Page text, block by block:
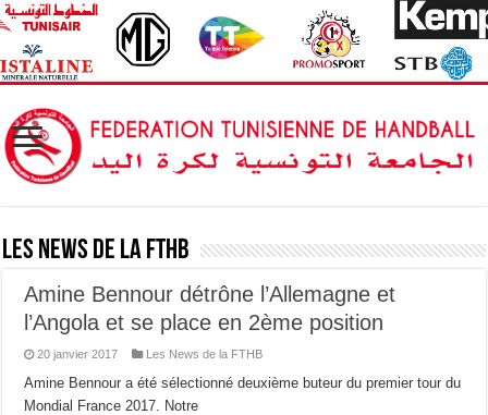
Les News de la FTHB
Amine Bennour détrône l’Allemagne et
l’Angola et se place en 2ème position
20 janvier 2017 Les News de la FTHB
Amine Bennour a été sélectionné deuxième buteur du premier tour du
Mondial France 2017. Notre